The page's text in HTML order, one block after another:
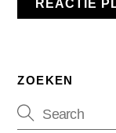
ZOEKEN